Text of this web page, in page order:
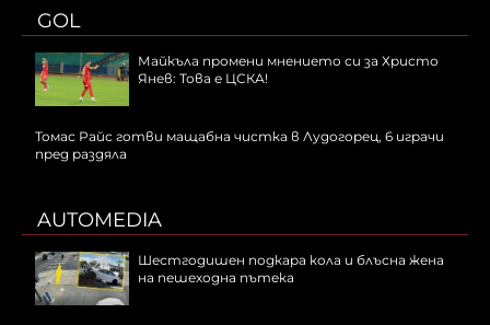
GOL
Майкъла промени мнението си за Христо
Янев: Това е ЦСКА!
Томас Райс готви мащабна чистка в Лудогорец, 6 играчи
пред раздяла
AUTOMEDIA
Шестгодишен подкара кола и блъсна жена
на пешеходна пътека